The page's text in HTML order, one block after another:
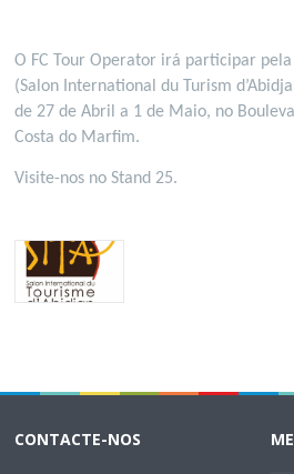
O FC Tour Operator irá participar
(Salon International du Turism
de 27 de Abril a 1 de Maio, no
Costa do Marfim.
Visite-nos no Stand 25.
CONTACTE-NOS